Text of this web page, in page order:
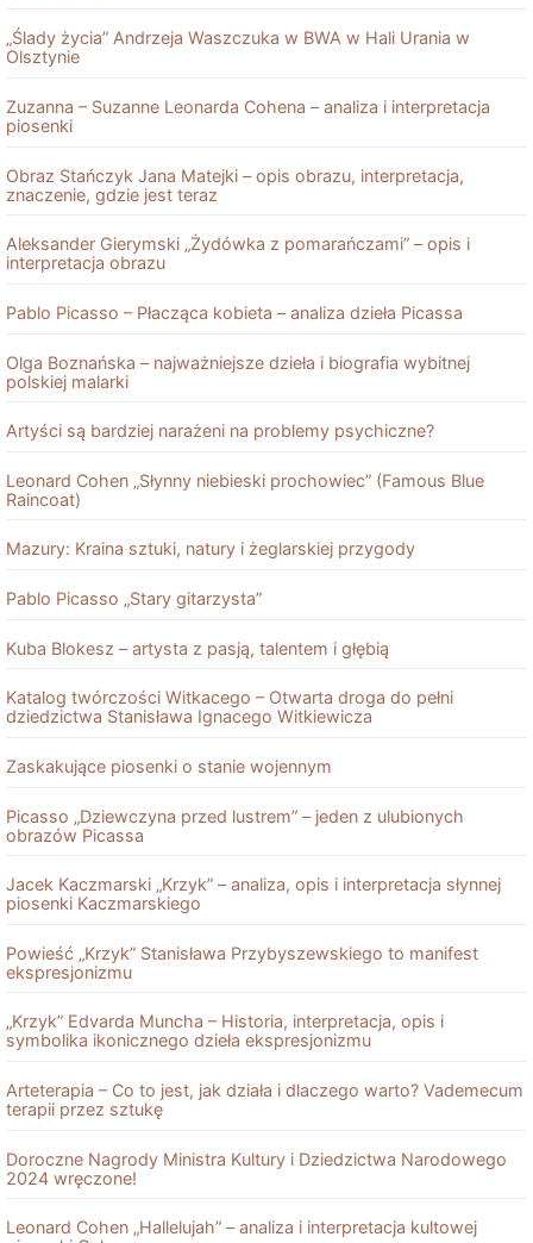
„Ślady życia” Andrzeja Waszczuka w BWA w Hali Urania w
Olsztynie
Zuzanna – Suzanne Leonarda Cohena – analiza i interpretacja
piosenki
Obraz Stańczyk Jana Matejki – opis obrazu, interpretacja,
znaczenie, gdzie jest teraz
Aleksander Gierymski „Żydówka z pomarańczami” – opis i
interpretacja obrazu
Pablo Picasso – Płacząca kobieta – analiza dzieła Picassa
Olga Boznańska – najważniejsze dzieła i biografia wybitnej
polskiej malarki
Artyści są bardziej narażeni na problemy psychiczne?
Leonard Cohen „Słynny niebieski prochowiec” (Famous Blue
Raincoat)
Mazury: Kraina sztuki, natury i żeglarskiej przygody
Pablo Picasso „Stary gitarzysta”
Kuba Blokesz – artysta z pasją, talentem i głębią
Katalog twórczości Witkacego – Otwarta droga do pełni
dziedzictwa Stanisława Ignacego Witkiewicza
Zaskakujące piosenki o stanie wojennym
Picasso „Dziewczyna przed lustrem” – jeden z ulubionych
obrazów Picassa
Jacek Kaczmarski „Krzyk” – analiza, opis i interpretacja słynnej
piosenki Kaczmarskiego
Powieść „Krzyk” Stanisława Przybyszewskiego to manifest
ekspresjonizmu
„Krzyk” Edvarda Muncha – Historia, interpretacja, opis i
symbolika ikonicznego dzieła ekspresjonizmu
Arteterapia – Co to jest, jak działa i dlaczego warto? Vademecum
terapii przez sztukę
Doroczne Nagrody Ministra Kultury i Dziedzictwa Narodowego
2024 wręczone!
Leonard Cohen „Hallelujah” – analiza i interpretacja kultowej